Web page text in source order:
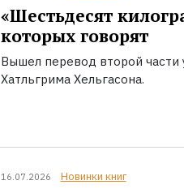
«Шестьдесят
которых говорят
Вышел перевод второй части
Хатльгрима Хельгасона.
16.07.2026 Новинки книг